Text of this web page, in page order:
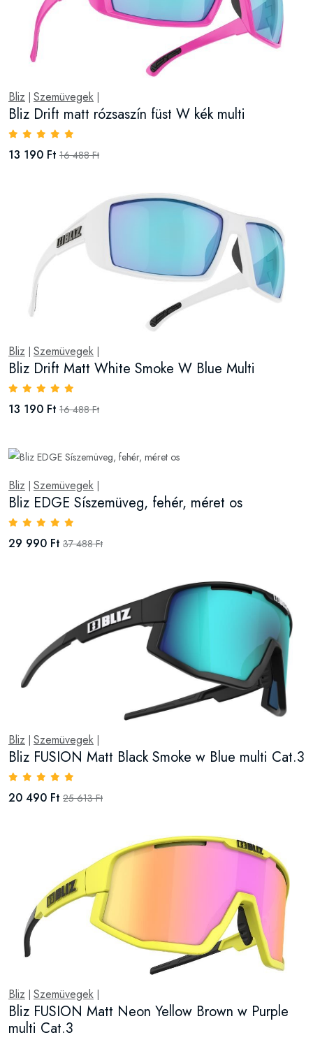
Bliz | Szemüvegek |
Bliz Drift matt rózsaszín füst W kék multi
13 190 Ft 16 488 Ft
Bliz | Szemüvegek |
Bliz Drift Matt White Smoke W Blue Multi
13 190 Ft 16 488 Ft
Bliz | Szemüvegek |
Bliz EDGE Síszemüveg, fehér, méret os
29 990 Ft 37 488 Ft
Bliz | Szemüvegek |
Bliz FUSION Matt Black Smoke w Blue multi Cat.3
20 490 Ft 25 613 Ft
Bliz | Szemüvegek |
Bliz FUSION Matt Neon Yellow Brown w Purple
multi Cat.3